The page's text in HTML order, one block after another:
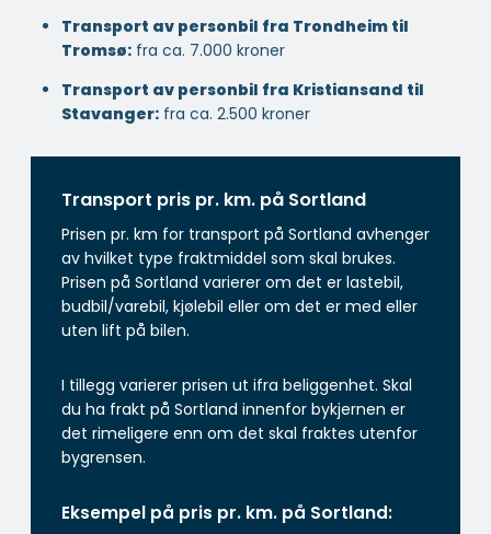
Transport av personbil fra Trondheim til
Tromsø: fra ca. 7.000 kroner
Transport av personbil fra Kristiansand til
Stavanger: fra ca. 2.500 kroner
Transport pris pr. km. på Sortland
Prisen pr. km for transport på Sortland avhenger
av hvilket type fraktmiddel som skal brukes.
Prisen på Sortland varierer om det er lastebil,
budbil/varebil, kjølebil eller om det er med eller
uten lift på bilen.
I tillegg varierer prisen ut ifra beliggenhet. Skal
du ha frakt på Sortland innenfor bykjernen er
det rimeligere enn om det skal fraktes utenfor
bygrensen.
Eksempel på pris pr. km. på Sortland: